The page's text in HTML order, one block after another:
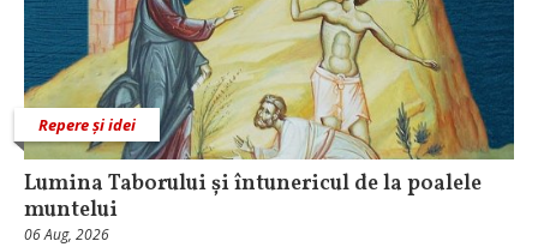
Repere și idei
Lumina Taborului și întunericul de la poalele
muntelui
06 Aug, 2026